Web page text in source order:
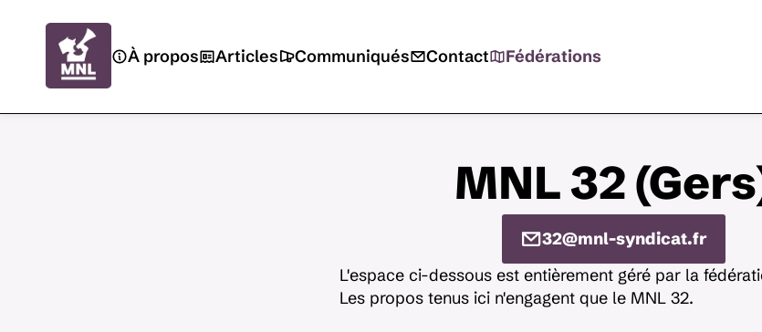
À propos Articles Communiqués Contact Fédérations
MNL 32
32@mnl-syndicat.fr
L'espace ci-dessous est entièrement géré par la
Les propos tenus ici n'engagent que le MNL 32.